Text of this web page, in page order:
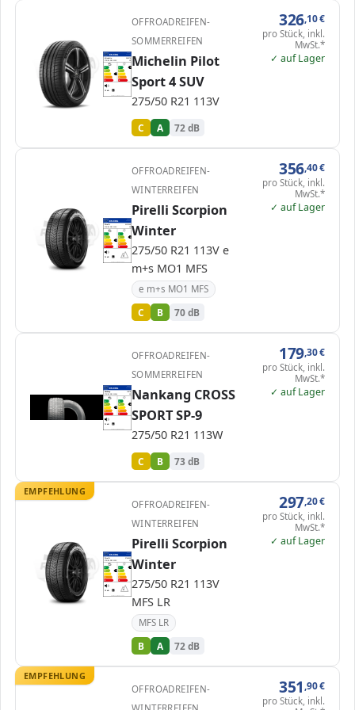
ENERG 410160
Michelin
386376
275/50 R21 113V
C1
A
B
C C
D
E
A
A
B
C
D
E
72 dB
OFFROADREIFEN-
SOMMERREIFEN
Michelin Pilot
Sport 4 SUV
275/50 R21 113V
C A 72 dB
326 ,10€
pro Stück, inkl.
MwSt.*
✓ auf Lager
ENERG
Pirelli
3137500
275/50 R21 113V
C1
C C C
70 dB A
OFFROADREIFEN-
WINTERREIFEN
Pirelli Scorpion
Winter
275/50 R21 113V e
m+s MO1 MFS
e m+s MO1 MFS
C B 70 dB
356,40€
pro Stück, inkl.
MwSt.*
✓ auf Lager
ENERG 443487
Nankang
JC978
275/50 R21 113W
C1
A
B
C C
D
E
A
B B
C
D
E
73 dB
OFFROADREIFEN-
SOMMERREIFEN
Nankang CROSS
SPORT SP-9
275/50 R21 113W
C B 73 dB
179,30€
pro Stück, inkl.
MwSt.*
✓ auf Lager
EMPFEHLUNG
ENERG
Pirelli
3746500
275/50 R21 113V
C1
C C
72 dB B
OFFROADREIFEN-
WINTERREIFEN
Pirelli Scorpion
Winter
275/50 R21 113V
MFS LR
MFS LR
B A 72 dB
297,20€
pro Stück, inkl.
MwSt.*
✓ auf Lager
EMPFEHLUNG
OFFROADREIFEN-
351,90€
pro Stück, inkl.